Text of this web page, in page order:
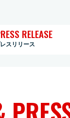
RELEASE
スリリース